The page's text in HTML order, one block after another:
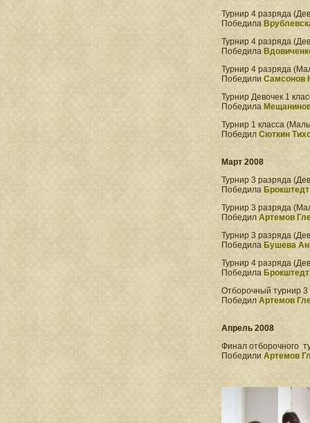
Турнир 4 разряда
Победила
Турнир 4 разряда
Победила
Турнир 4 разряда
Победили Самсонов
Турнир Девочек 1
Победила
Турнир 1 класса
Победил Сюткин
Март 2008
Турнир 3 разряда
Победила
Турнир 3 разряда
Победил Артемов
Турнир 3 разряда
Победила Бушева
Турнир 4 разряда
Победила
Отборочный турнир 3
Победил Артемов
Апрель 2008
Финал отборочного
Победили Артемов